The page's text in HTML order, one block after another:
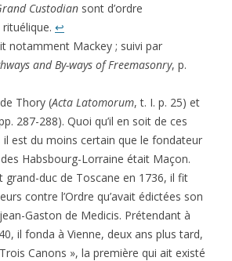
Custodian sont d’ordre
↩
notamment Mackey ; suivi par
and By-ways of Freemasonry, p.
de Thory (Acta Latomorum, t. I. p. 25) et
287-288). Quoi qu’il en soit de ces
il est du moins certain que le fondateur
Habsbourg-Lorraine était Maçon.
grand-duc de Toscane en 1736, il fit
contre l’Ordre qu’avait édictées son
Gaston de Medicis. Prétendant à
il fonda à Vienne, deux ans plus tard,
Canons », la première qui ait existé